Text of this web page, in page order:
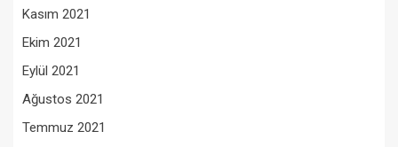
Kasım 2021
Ekim 2021
Eylül 2021
Ağustos 2021
Temmuz 2021